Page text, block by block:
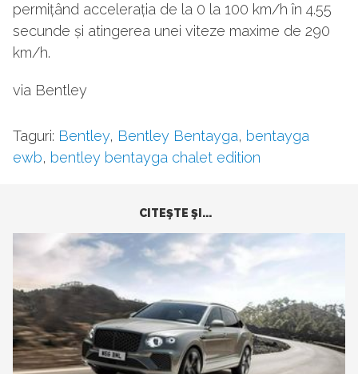
permițând accelerația de la 0 la 100 km/h în 4.55
secunde și atingerea unei viteze maxime de 290
km/h.
via Bentley
Taguri: Bentley, Bentley Bentayga, bentayga
ewb, bentley bentayga chalet edition
CITEŞTE ŞI...